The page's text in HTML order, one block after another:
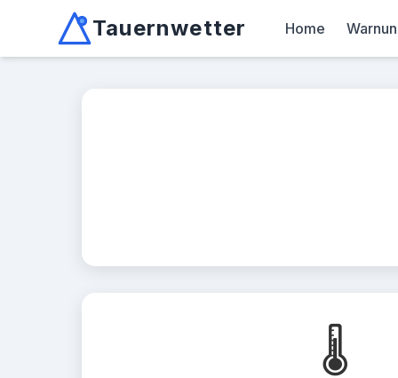
Tauernwetter
Unabhängiger Wetterdienst für Kärnten, Osttirol
Home
🌡️